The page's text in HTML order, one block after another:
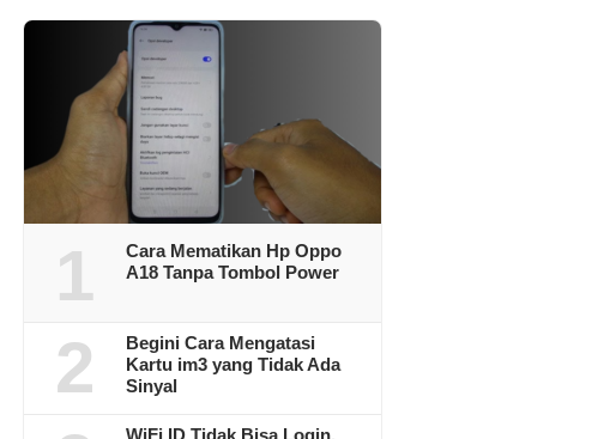
1
Cara Mematikan Hp Oppo
A18 Tanpa Tombol Power
2
Begini Cara Mengatasi
Kartu im3 yang Tidak Ada
Sinyal
WiFi ID Tidak Bisa Login,